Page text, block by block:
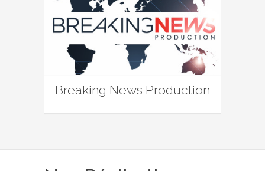
Breaking News Production